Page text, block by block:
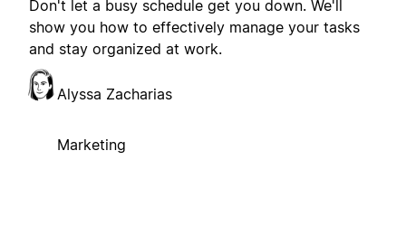
Don't let a busy schedule get you down. We'll
show you how to effectively manage your tasks
and stay organized at work.
Alyssa Zacharias
Marketing